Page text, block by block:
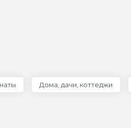
Дома, дачи, коттеджи